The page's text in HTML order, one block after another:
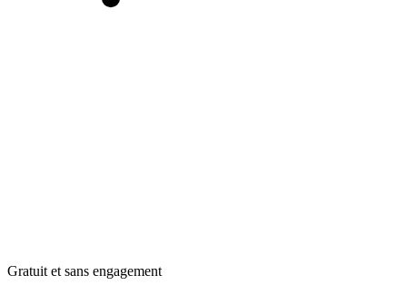
Gratuit et sans engagement